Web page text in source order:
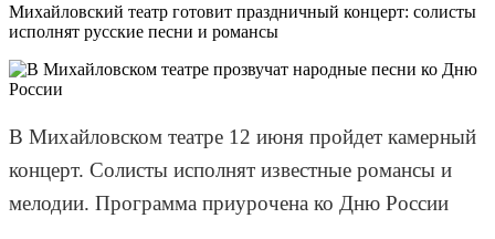
Михайловский театр готовит праздничный концерт: солисты
исполнят русские песни и романсы
В Михайловском театре 12 июня пройдет камерный
концерт. Солисты исполнят известные романсы и
мелодии. Программа приурочена ко Дню России